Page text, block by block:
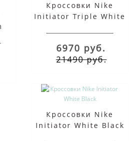
Кроссовки Nike
Initiator Triple White
6970 руб.
21490 руб.
Кроссовки Nike
Initiator White Black